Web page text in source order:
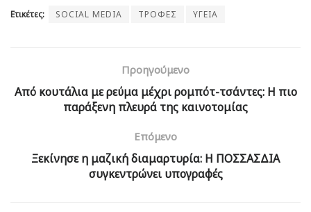
Ετικέτες: SOCIAL MEDIA ΤΡΟΦΕΣ ΥΓΕΙΑ
Προηγούμενο
Από κουτάλια με ρεύμα μέχρι ρομπότ-τσάντες: Η πιο
παράξενη πλευρά της καινοτομίας
Επόμενο
Ξεκίνησε η μαζική διαμαρτυρία: Η ΠΟΣΣΑΣΔΙΑ
συγκεντρώνει υπογραφές